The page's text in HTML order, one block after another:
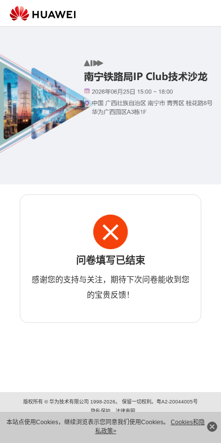
本站点使用Cookies，继续浏览表示您同意我们使用Cookies。 Cookies和隐
私政策>
问卷填写已结束
感谢您的支持与关注，期待下次问卷能收到您
的宝贵反馈！
版权所有 © 华为技术有限公司 1998-2026。 保留一切权利。粤A2-20044005号
隐私保护
法律声明